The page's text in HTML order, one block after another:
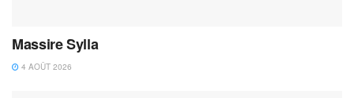
Massire Sylla
4 AOÛT 2026